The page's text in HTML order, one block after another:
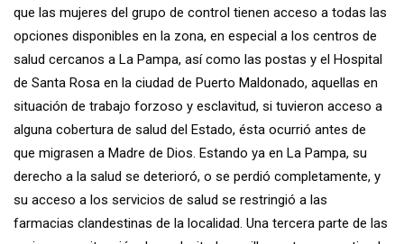
que las mujeres del grupo de control tienen acceso a todas las
opciones disponibles en la zona, en especial a los centros de
salud cercanos a La Pampa, así como las postas y el Hospital
de Santa Rosa en la ciudad de Puerto Maldonado, aquellas en
situación de trabajo forzoso y esclavitud, si tuvieron acceso a
alguna cobertura de salud del Estado, ésta ocurrió antes de
que migrasen a Madre de Dios. Estando ya en La Pampa, su
derecho a la salud se deterioró, o se perdió completamente, y
su acceso a los servicios de salud se restringió a las
farmacias clandestinas de la localidad. Una tercera parte de las